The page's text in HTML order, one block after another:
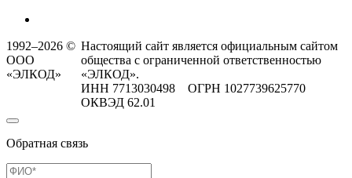
1992–2026 ©
ООО
«ЭЛКОД»
Настоящий сайт является официальным сайтом
общества с ограниченной ответственностью
«ЭЛКОД».
ИНН 7713030498 ОГРН 1027739625770
ОКВЭД 62.01
Обратная связь